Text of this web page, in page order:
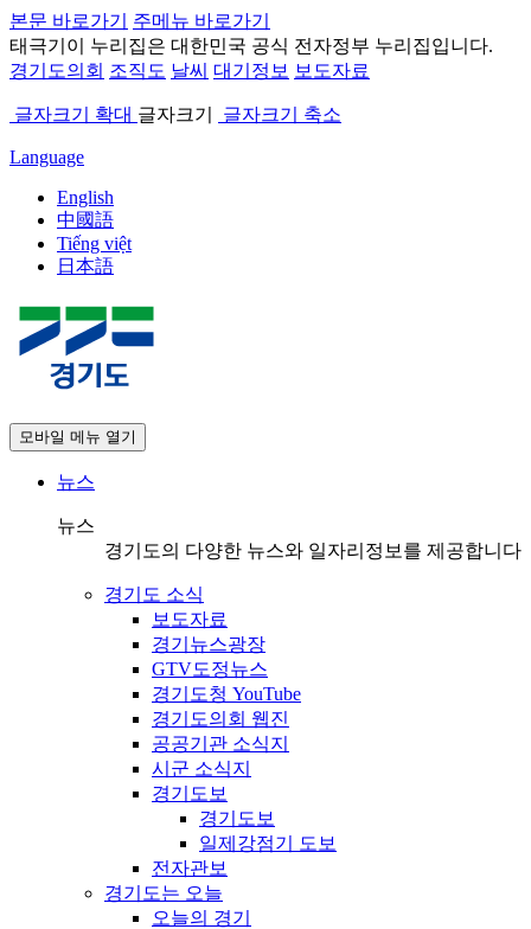
본문 바로가기
주메뉴 바로가기
태극기 이 누리집은 대한민국 공식 전자정부 누리집입니다.
경기도의회 조직도 날씨 대기정보 보도자료
글자크기 확대 글자크기 글자크기 축소
Language
English
中國語
Tiếng việt
日本語
모바일 메뉴 열기
뉴스
뉴스
경기도의 다양한 뉴스와 일자리정보를 제공합니다
경기도 소식
보도자료
경기뉴스광장
GTV도정뉴스
경기도청 YouTube
경기도의회 웹진
공공기관 소식지
시군 소식지
경기도보
경기도보
일제강점기 도보
전자관보
경기도는 오늘
오늘의 경기